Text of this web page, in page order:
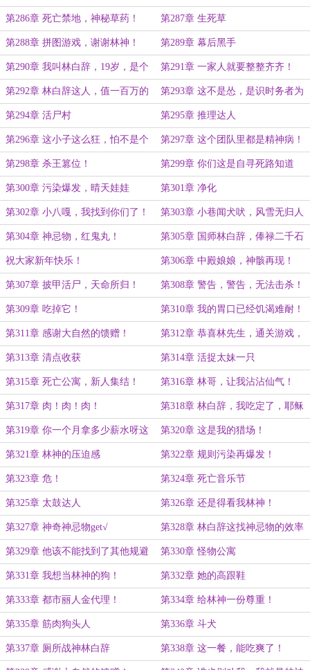
拷问这名医女吧？ 高丽的百姓吧？
第286章 死亡禁地，神秘草药！ 第287章 生死草
第288章 拼图游戏，谢谢林神！ 第289章 幕后黑手
第290章 我叫林白辞，19岁，是个
饿人！
第291章 一家人就要整整齐齐！
第292章 林白辞这人，值一百万的
头香！
第293章 这不是怂，是识时务者为
俊杰！
第294章 活尸村 第295章 推理达人
第296章 这小子这么狂，怕不是个
龙级吧？
第297章 这个团队里都是精神病！
第298章 杀王篡位！ 第299章 你们这是自寻死路知道
吗？
第300章 污染爆发，晴天娃娃 第301章 净化
第302章 小八嘎，我找到你们了！ 第303章 小巷闻犬吠，风雪无归人
第304章 神忌物，红鬼丸！ 第305章 国师林白辞，俸禄二千石
祝大家新年快乐！ 第306章 中殿娘娘，神骸再现！
第307章 披甲活尸，天命所归！ 第308章 警告，警告，无法击杀！
第309章 吃掉它！ 第310章 我的胃口已经饥渴难耐！
第311章 感谢大自然的馈赠！ 第312章 恭喜林先生，通关游戏，
成为赢家！
第313章 清点收获 第314章 活捉太妹一只
第315章 死亡公寓，新人集结！ 第316章 林哥，让我沾沾仙气！
第317章 肉！肉！肉！ 第318章 林白辞，我吃定了，耶稣
也留不住他!
第319章 你一个月拿多少薪水呀这
么拼？
第320章 这是我的猎场！
第321章 林神的压迫感 第322章 规则污染再爆发！
第323章 危！ 第324章 死亡音乐节
第325章 太鼓达人 第326章 还是得看我林神！
第327章 神奇神忌物get√ 第328章 林白辞这找神忌物的效率
也太高了吧？
第329章 他该不能找到了其他规避
规则污染的方法吧？
第330章 怪物公寓
第331章 我想当林神的狗！ 第332章 她的高跟鞋
第333章 都市丽人金代理！ 第334章 给林神一份尊重！
第335章 筋肉狗头人 第336章 斗犬
第337章 厕所战神林白辞 第338章 这一餐，能吃爽了！